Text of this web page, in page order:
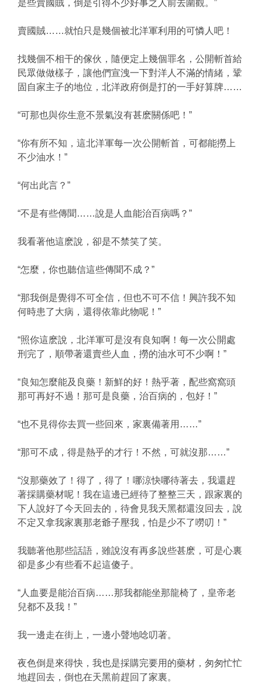
是些賣國賊，倒是引得不少好事之人前去圍觀。”
賣國賊……就怕只是幾個被北洋軍利用的可憐人吧！
找幾個不相干的傢伙，隨便定上幾個罪名，公開斬首給
民眾做做樣子，讓他們宣洩一下對洋人不滿的情緒，鞏
固自家主子的地位，北洋政府倒是打的一手好算牌……
“可那也與你生意不景氣沒有甚麽關係吧！”
“你有所不知，這北洋軍每一次公開斬首，可都能撈上
不少油水！”
“何出此言？”
“不是有些傳聞……說是人血能治百病嗎？”
我看著他這麽說，卻是不禁笑了笑。
“怎麼，你也聽信這些傳聞不成？”
“那我倒是覺得不可全信，但也不可不信！興許我不知
何時患了大病，還得依靠此物呢！”
“照你這麽說，北洋軍可是沒有良知啊！每一次公開處
刑完了，順帶著還賣些人血，撈的油水可不少啊！”
“良知怎麼能及良藥！新鮮的好！熱乎著，配些窩窩頭
那可再好不過！那可是良藥，治百病的，包好！”
“也不見得你去買一些回來，家裏備著用……”
“那可不成，得是熱乎的才行！不然，可就沒那……”
“沒那藥效了！得了，得了！哪涼快哪待著去，我還趕
著採購藥材呢！我在這邊已經待了整整三天，跟家裏的
下人說好了今天回去的，待會見我天黑都還沒回去，說
不定又拿我家裏那老爺子壓我，怕是少不了嘮叨！”
我聽著他那些話語，雖說沒有再多說些甚麽，可是心裏
卻是多少有些看不起這傻子。
“人血要是能治百病……那我都能坐那龍椅了，皇帝老
兒都不及我！”
我一邊走在街上，一邊小聲地唸叨著。
夜色倒是來得快，我也是採購完要用的藥材，匆匆忙忙
地趕回去，倒也在天黑前趕回了家裏。